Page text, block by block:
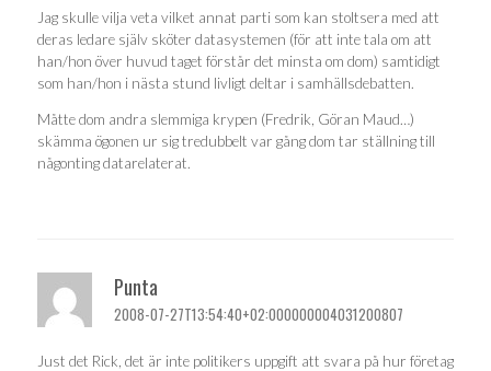
Jag skulle vilja veta vilket annat parti som kan stoltsera med att
deras ledare själv sköter datasystemen (för att inte tala om att
han/hon över huvud taget förstår det minsta om dom) samtidigt
som han/hon i nästa stund livligt deltar i samhällsdebatten.
Måtte dom andra slemmiga krypen (Fredrik, Göran Maud…)
skämma ögonen ur sig tredubbelt var gång dom tar ställning till
någonting datarelaterat.
Punta
2008-07-27T13:54:40+02:000000004031200807
Just det Rick, det är inte politikers uppgift att svara på hur företag